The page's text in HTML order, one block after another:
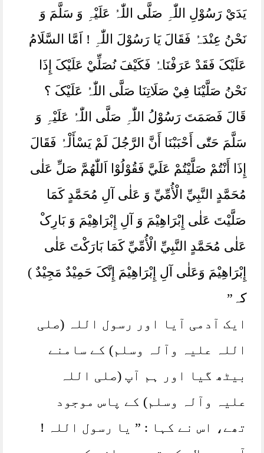
یَدَيْ رَسُوْلِ اللّٰہِ صَلَّی اللّٰہُ عَلَیْہِ وَ سَلَّمَ وَ
نَحْنُ عِنْدَہُ فَقَالَ یَا رَسُوْلَ اللّٰہِ ! اَمَّا السَّلَامُ
عَلَیْکَ فَقَدْ عَرَفْنَاہُ فَکَیْفَ نُصَلِّيْ عَلَیْکَ إِذَا
نَحْنُ صَلَّیْنَا فِيْ صَلَاتِنَا صَلَّی اللّٰہُ عَلَیْکَ ؟
قَالَ فَصَمَتَ رَسُوْلُ اللّٰہِ صَلَّی اللّٰہُ عَلَیْہِ وَ
سَلَّمَ حَتّٰی أَحْبَبْنَا أَنَّ الرَّجُلَ لَمْ یَسْأَلْہُ فَقَالَ
إِذَا أَنْتُمْ صَلَّیْتُمْ عَلَيَّ فَقُوْلُوْا اَللّٰھُمَّ صَلِّ عَلٰی
مُحَمَّدٍ النَّبِيِّ الْأُمِّيِّ وَ عَلٰی آلِ مُحَمَّدٍ کَمَا
صَلَّیْتَ عَلٰی إِبْرَاھِیْمَ وَ آلِ إِبْرَاھِیْمَ وَ بَارِکْ
عَلٰی مُحَمَّدٍ النَّبِيِّ الْأُمِّيِّ کَمَا بَارَکْتَ عَلٰی
إِبْرَاھِیْمَ وَعَلٰی آلِ إِبْرَاھِیْمَ إِنَّکَ حَمِیْدٌ مَجِیْدٌ )
کہ”
ایک آدمی آیا اور رسول اللہ (صلی
اللہ علیہ وآلہ وسلم) کے سامنے
بیٹھ گیا اور ہم آپ (صلی اللہ
علیہ وآلہ وسلم) کے پاس موجود
تھے، اس نے کہا : ” یا رسول اللہ !